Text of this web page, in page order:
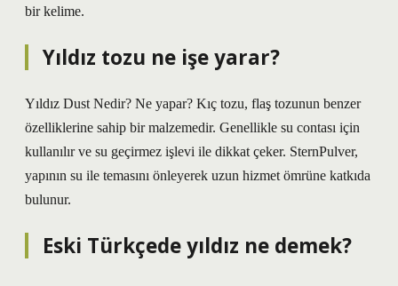
bir kelime.
Yıldız tozu ne işe yarar?
Yıldız Dust Nedir? Ne yapar? Kıç tozu, flaş tozunun benzer
özelliklerine sahip bir malzemedir. Genellikle su contası için
kullanılır ve su geçirmez işlevi ile dikkat çeker. SternPulver,
yapının su ile temasını önleyerek uzun hizmet ömrüne katkıda
bulunur.
Eski Türkçede yıldız ne demek?